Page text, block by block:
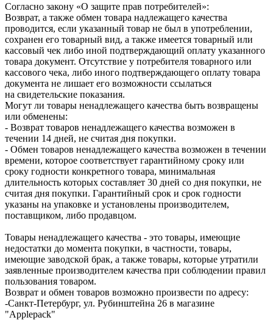
Согласно закону «О защите прав потребителей»:
Возврат, а также обмен товара надлежащего качества
проводится, если указанный товар не был в употреблении,
сохранен его товарный вид, а также имеется товарный или
кассовый чек либо иной подтверждающий оплату указанного
товара документ. Отсутствие у потребителя товарного или
кассового чека, либо иного подтверждающего оплату товара
документа не лишает его возможности ссылаться
на свидетельские показания.
Могут ли товары ненадлежащего качества быть возвращены
или обменены:
- Возврат товаров ненадлежащего качества возможен в
течении 14 дней, не считая дня покупки.
- Обмен товаров ненадлежащего качества возможен в течении
времени, которое соответствует гарантийному сроку или
сроку годности конкретного товара, минимальная
длительность которых составляет 30 дней со дня покупки, не
считая дня покупки. Гарантийный срок и срок годности
указаны на упаковке и установлены производителем,
поставщиком, либо продавцом.
Товары ненадлежащего качества - это товары, имеющие
недостатки до момента покупки, в частности, товары,
имеющие заводской брак, а также товары, которые утратили
заявленные производителем качества при соблюдении правил
пользования товаром.
Возврат и обмен товаров возможно произвести по адресу:
-Санкт-Петербург, ул. Рубинштейна 26 в магазине
"Applepack"